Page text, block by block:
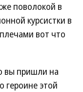
поволокой в
курсистки в
вот что
вы пришли на
героине этой